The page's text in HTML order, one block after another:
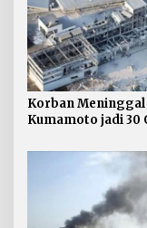
Korban
Kumamoto jadi 30